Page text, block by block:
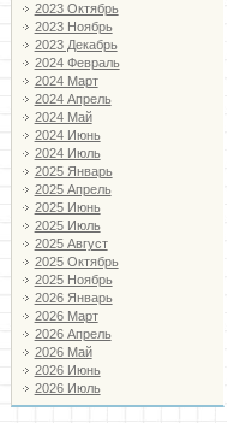
2023 Октябрь
2023 Ноябрь
2023 Декабрь
2024 Февраль
2024 Март
2024 Апрель
2024 Май
2024 Июнь
2024 Июль
2025 Январь
2025 Апрель
2025 Июнь
2025 Июль
2025 Август
2025 Октябрь
2025 Ноябрь
2026 Январь
2026 Март
2026 Апрель
2026 Май
2026 Июнь
2026 Июль